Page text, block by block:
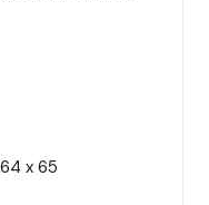
x 65